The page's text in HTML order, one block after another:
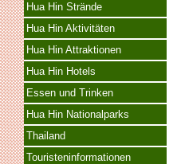
Hua Hin Strände
Hua Hin Aktivitäten
Hua Hin Attraktionen
Hua Hin Hotels
Essen und Trinken
Hua Hin Nationalparks
Thailand
Touristeninformationen